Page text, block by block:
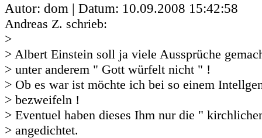
Autor: dom | Datum: 10.09.2008 15:42:58
Andreas Z. schrieb:
>
> Albert Einstein soll ja viele Aussprüche
> unter anderem " Gott würfelt nicht " !
> Ob es war ist möchte ich bei so einem
> bezweifeln !
> Eventuel haben dieses Ihm nur die "
> angedichtet.